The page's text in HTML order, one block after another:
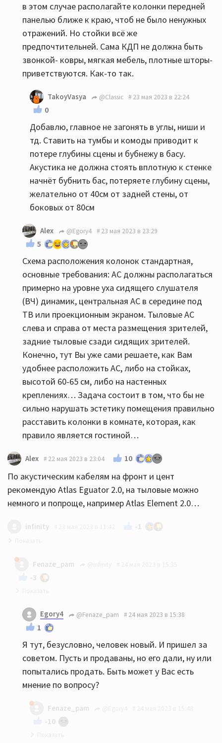
в этом случае располагайте колонки передней
панелью ближе к краю, чтоб не было ненужных
отражений. Но стойки всё же
предпочтительней. Сама КДП не должна быть
звонкой- ковры, мягкая мебель, плотные шторы-
приветствуются. Как-то так.
TakoyVasya @Classic 23 мая 2023 в 22:24
0
Добавлю, главное не загонять в углы, ниши и
тд. Ставить на тумбы и комоды приводит к
потере глубины сцены и бубнежу в басу.
Акустика не должна стоять вплотную к стенке
начнёт бубнить бас, потеряете глубину сцены,
желательно от 40см от задней стены, от
боковых от 80см
Alex @Egory4 23 мая 2023 в 23:29
5
Схема расположения колонок стандартная,
основные требования: АС должны располагаться
примерно на уровне уха сидящего слушателя
(ВЧ) динамик, центральная АС в середине под
ТВ или проекционным экраном. Тыловые АС
слева и справа от места размещения зрителей,
задние тыловые сзади сидящих зрителей.
Конечно, тут Вы уже сами решаете, как Вам
удобнее расположить АС, либо на стойках,
высотой 60-65 см, либо на настенных
креплениях… Задача состоит в том, что бы не
сильно нарушать эстетику помещения правильно
расставить колонки в комнате, которая, как
правило является гостиной…
Alex 22 мая 2023 в 23:04 10
По акустическим кабелям на фронт и цент
рекомендую Atlas Eguator 2.0, на тыловые можно
немного и попроще, например Atlas Element 2.0…
infinity -1
за 20-30 можно брать что угодно, хуже не станет
Fenaze_pam
-3
Тут религия,не поймут
Egory4 @Fenaze_pam 24 мая 2023 в 15:38
1
Я тут, безусловно, человек новый. И пришел за
советом. Пусть и продаваны, но его дали, ну или
попытались продать. Быть может у Вас есть
мнение по вопросу?
Fenaze_pam
-10